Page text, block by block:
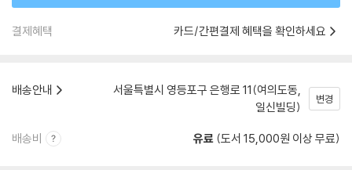
결제혜택 카드/간편결제 혜택을 확인하세요
배송안내
서울특별시 영등포구 은행로 11(여의도동,
일신빌딩)
변경
배송비 유료 (도서 15,000원 이상 무료)